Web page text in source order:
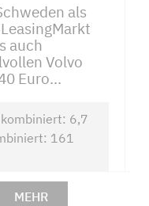
als
auch
Volvo
Euro...
6,7
161
MEHR